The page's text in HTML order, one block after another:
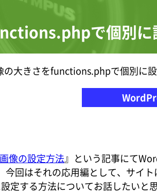
で個別に
の大きさをfunctions.phpで個別に
像の設定方法』という記事にて
回はそれの応用編として、サイト
する方法についてお話したいと